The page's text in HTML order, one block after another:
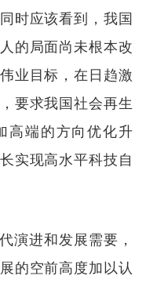
时应该看到，我国
的局面尚未根本改
业目标，在日趋激
要求我国社会再生
高端的方向优化升
实现高水平科技自
演进和发展需要，
的空前高度加以认